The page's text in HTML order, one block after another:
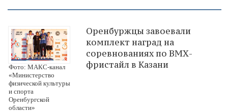
Фото: МАКС-канал
«Министерство
физической культуры
и спорта
Оренбургской
области»
Оренбуржцы завоевали
комплект наград на
соревнованиях по ВМХ-
фристайл в Казани